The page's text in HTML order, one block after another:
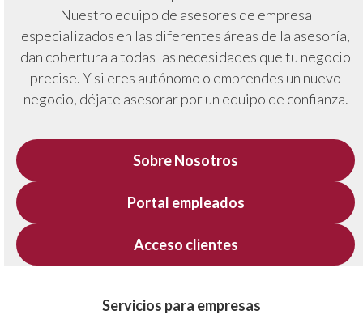
Nuestro equipo de asesores de empresa
especializados en las diferentes áreas de la asesoría,
dan cobertura a todas las necesidades que tu negocio
precise. Y si eres autónomo o emprendes un nuevo
negocio, déjate asesorar por un equipo de confianza.
Sobre Nosotros
Portal empleados
Acceso clientes
Servicios para empresas